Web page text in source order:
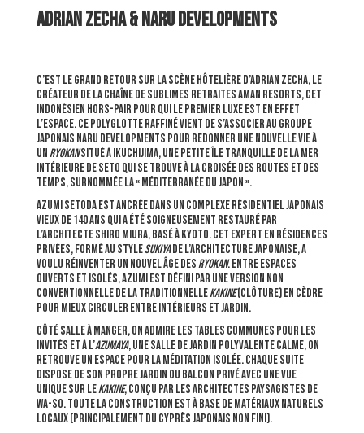
ADRIAN ZECHA & NARU DEVELOPMENTS
C’est le grand retour sur la scène hôtelière d’Adrian Zecha, le
créateur de la chaîne de sublimes retraites Aman Resorts, cet
Indonésien hors-pair pour qui le premier luxe est en effet
l’espace. Ce polyglotte raffiné vient de s’associer au groupe
japonais Naru Developments pour redonner une nouvelle vie à
unryokansitué à Ikuchijima, une petite île tranquille de la mer
intérieure de Seto qui se trouve à la croisée des routes et des
temps, surnommée la « Méditerranée du Japon ».
Azumi Setoda est ancrée dans un complexe résidentiel japonais
vieux de 140 ans qui a été soigneusement restauré par
l’architecte Shiro Miura, basé à Kyoto. Cet expert en résidences
privées, formé au stylesukiyade l’architecture japonaise, a
voulu réinventer un nouvel âge desryokan. Entre espaces
ouverts et isolés, Azumi est défini par une version non
conventionnelle de la traditionnellekakine(clôture) en cèdre
pour mieux circuler entre intérieurs et jardin.
Côté salle à manger, on admire les tables communes pour les
invités et à l’Azumaya, une salle de jardin polyvalente calme, on
retrouve un espace pour la méditation isolée. Chaque suite
dispose de son propre jardin ou balcon privé avec une vue
unique sur lekakine, conçu par les architectes paysagistes de
WA-SO. Toute la construction est à base de matériaux naturels
locaux (principalement du cyprès japonais non fini).